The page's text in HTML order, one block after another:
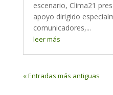
escenario, Clima21
apoyo dirigido
comunicadores,...
leer más
« Entradas más antiguas